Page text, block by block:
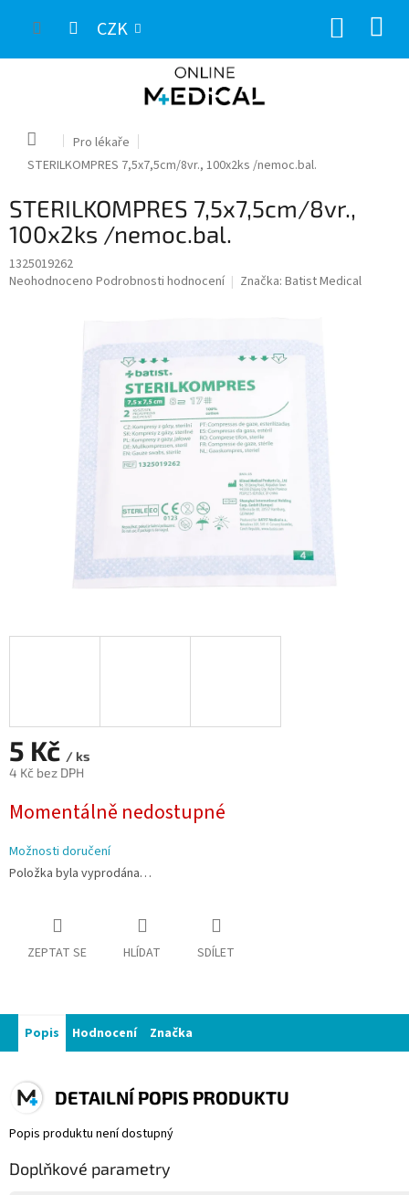
CZK
Domů
Pro lékaře
STERILKOMPRES 7,5x7,5cm/8vr., 100x2ks /nemoc.bal.
STERILKOMPRES 7,5x7,5cm/8vr.,
100x2ks /nemoc.bal.
1325019262
Průměrné
Neohodnoceno Podrobnosti hodnocení Značka: Batist Medical
5 Kč / ks
4 Kč bez DPH
cena:
Momentálně nedostupné
Možnosti doručení
Položka byla vyprodána…
ZEPTAT SE HLÍDAT SDÍLET
Popis Hodnocení Značka
DETAILNÍ POPIS PRODUKTU
Popis produktu není dostupný
Doplňkové parametry